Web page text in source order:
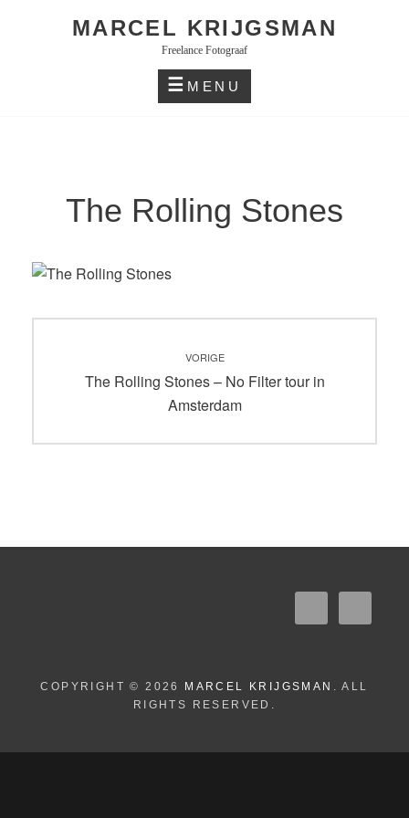
MARCEL KRIJGSMAN
Freelance Fotograaf
MENU
The Rolling Stones
navigatie
VORIGE
Vorig
The Rolling Stones – No Filter tour in
Amsterdam
COPYRIGHT © 2026 MARCEL KRIJGSMAN . ALL
RIGHTS RESERVED.